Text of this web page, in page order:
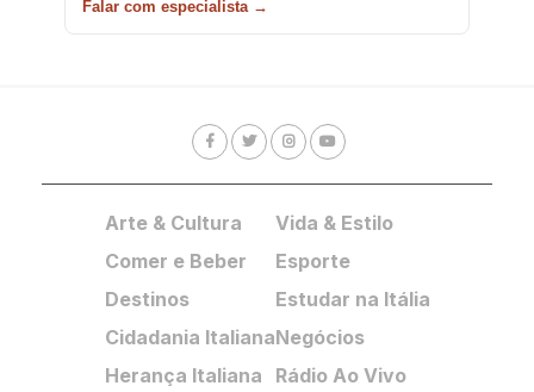
Falar com especialista →
Arte & Cultura
Comer e Beber
Destinos
Cidadania Italiana
Herança Italiana
Vida & Estilo
Esporte
Estudar na Itália
Negócios
Rádio Ao Vivo